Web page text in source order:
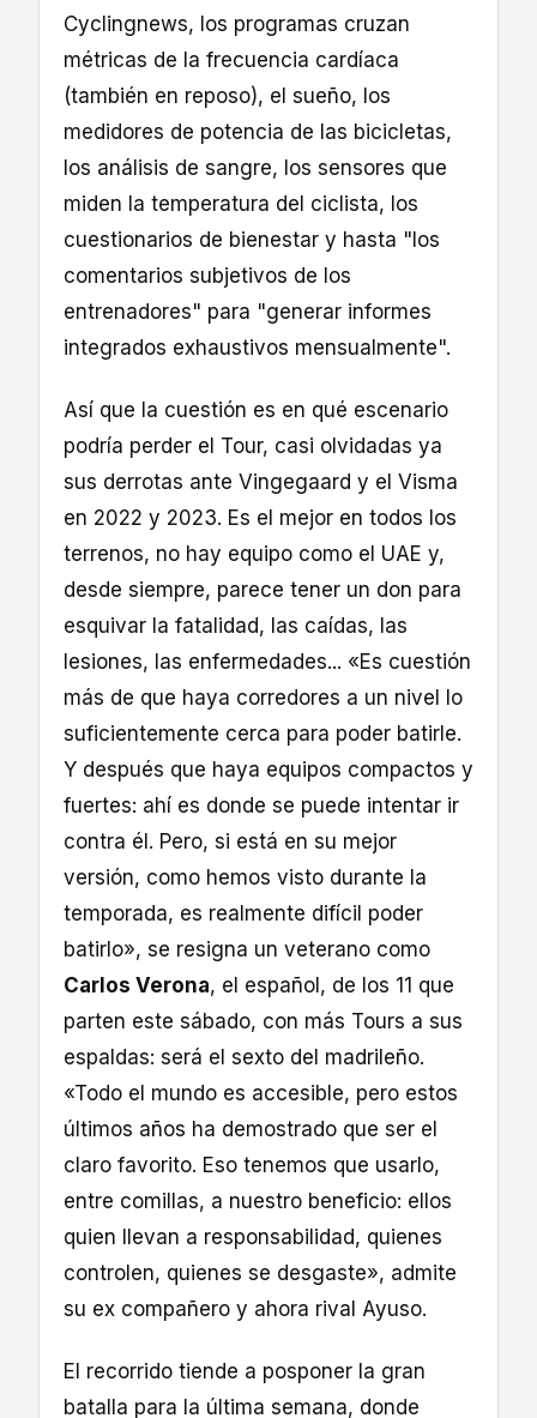
Cyclingnews, los programas cruzan
métricas de la frecuencia cardíaca
(también en reposo), el sueño, los
medidores de potencia de las bicicletas,
los análisis de sangre, los sensores que
miden la temperatura del ciclista, los
cuestionarios de bienestar y hasta "los
comentarios subjetivos de los
entrenadores" para "generar informes
integrados exhaustivos mensualmente".
Así que la cuestión es en qué escenario
podría perder el Tour, casi olvidadas ya
sus derrotas ante Vingegaard y el Visma
en 2022 y 2023. Es el mejor en todos los
terrenos, no hay equipo como el UAE y,
desde siempre, parece tener un don para
esquivar la fatalidad, las caídas, las
lesiones, las enfermedades... «Es cuestión
más de que haya corredores a un nivel lo
suficientemente cerca para poder batirle.
Y después que haya equipos compactos y
fuertes: ahí es donde se puede intentar ir
contra él. Pero, si está en su mejor
versión, como hemos visto durante la
temporada, es realmente difícil poder
batirlo», se resigna un veterano como
Carlos Verona, el español, de los 11 que
parten este sábado, con más Tours a sus
espaldas: será el sexto del madrileño.
«Todo el mundo es accesible, pero estos
últimos años ha demostrado que ser el
claro favorito. Eso tenemos que usarlo,
entre comillas, a nuestro beneficio: ellos
quien llevan a responsabilidad, quienes
controlen, quienes se desgaste», admite
su ex compañero y ahora rival Ayuso.
El recorrido tiende a posponer la gran
batalla para la última semana, donde